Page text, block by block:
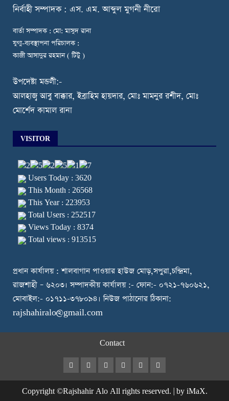
নির্বাহী সম্পাদক : এস. এম. আব্দুল মুগনী নীরো
বার্তা সম্পাদক : মো: মাসুদ রানা
যুগ্ম-ব্যবস্থাপনা পরিচালক :
কাজী আসাদুর রহমান ( টিটু )
উপদেষ্টা মন্ডলী:-
আলহাজ্ব আবু বাক্কার, ইব্রাহিম হায়দার, মোঃ মামনুর রশীদ, মোঃ
মোর্শেদ কামাল রানা
VISITOR
Users Today : 3620
This Month : 26568
This Year : 223953
Total Users : 252517
Views Today : 8374
Total views : 913515
প্রধান কার্যালয় : শালবাগান পাওয়ার হাউজ মোড়,সপুরা,চন্দ্রিমা,
রাজশাহী – ৬২০৩। সম্পাদকীয় কার্যালয় :- ফোন:- ০৭২১-৭৬০৬২১,
মোবাইল:- ০১৭১১-৩৭৮০৯৪। নিউজ পাঠানোর ঠিকানা:
rajshahiralo@gmail.com
Contact
Facebook
TwitterInstagram
Youtube
VK LinkedIn
Copyright ©Rajshahir Alo All rights reserved. by iMaX.